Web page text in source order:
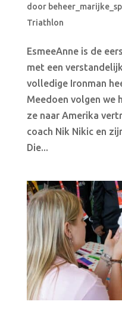
door
Triathlon
EsmeeAnne is de
met een
volledige Ironman
Meedoen volgen we
ze naar Amerika
coach Nik Nikic en
Die...